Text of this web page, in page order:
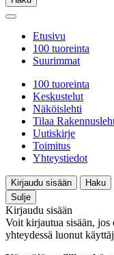
Etusivu
100 tuoreinta
Suurimmat
100 tuoreinta
Keskustelut
Näköislehti
Tilaa
Uutiskirje
Toimitus
Yhteystiedot
Kirjaudu sisään
Haku
Sulje
Kirjaudu sisään
Voit kirjautua sisään,
yhteydessä luonut